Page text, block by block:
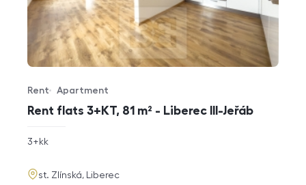
Rent flats 3+KT, 81 m² - Liberec III-Jeřáb
Offer type
Rent
Property type
Apartment
rozměry
disposition
3+kk
adresa
st. Zlínská, Liberec